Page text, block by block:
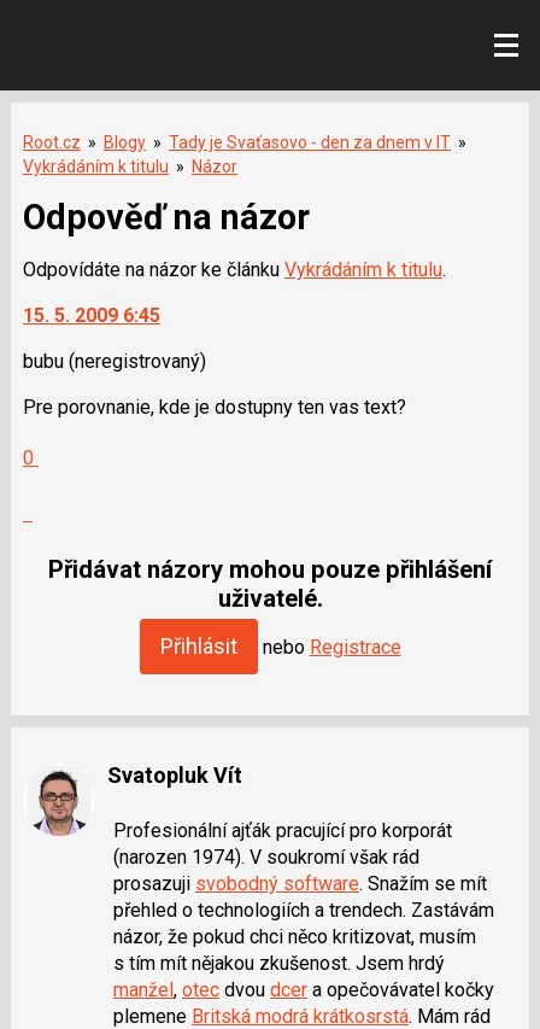
Root.cz » Blogy » Tady je Svaťasovo - den za dnem v IT »
Vykrádáním k titulu » Názor
Odpověď na názor
Odpovídáte na názor ke článku Vykrádáním k titulu.
15. 5. 2009 6:45
bubu (neregistrovaný)
Pre porovnanie, kde je dostupny ten vas text?
0
jako
Přidávat názory mohou pouze přihlášení
uživatelé.
Přihlásit nebo Registrace
Svatopluk Vít
Profesionální ajťák pracující pro korporát
(narozen 1974). V soukromí však rád
prosazuji svobodný software. Snažím se mít
přehled o technologiích a trendech. Zastávám
názor, že pokud chci něco kritizovat, musím
s tím mít nějakou zkušenost. Jsem hrdý
manžel, otecdvou dcera opečovávatel kočky
plemene Britská modrá krátkosrstá. Mám rád